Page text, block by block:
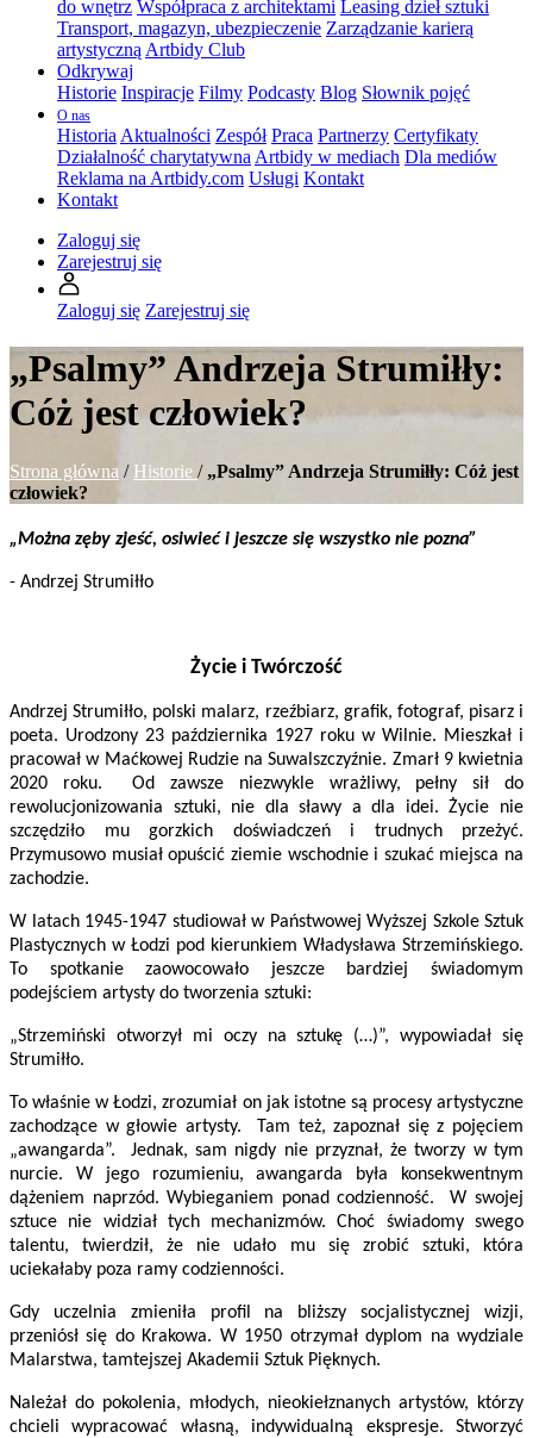
do wnętrz Współpraca z architektami Leasing dzieł sztuki
Transport, magazyn, ubezpieczenie Zarządzanie karierą
artystyczną Artbidy Club
Odkrywaj
Historie Inspiracje Filmy Podcasty Blog Słownik pojęć
O nas
Historia Aktualności Zespół Praca Partnerzy Certyfikaty
Działalność charytatywna Artbidy w mediach Dla mediów
Reklama na Artbidy.com Usługi Kontakt
Kontakt
Zaloguj się
Zarejestruj się
Zaloguj się Zarejestruj się
„Psalmy” Andrzeja Strumiłły:
Cóż jest człowiek?
Strona główna / Historie / „Psalmy” Andrzeja Strumiłły: Cóż jest
człowiek?
„Można zęby zjeść, osiwieć i jeszcze się wszystko nie pozna”
- Andrzej Strumiłło
Życie i Twórczość
Andrzej Strumiłło, polski malarz, rzeźbiarz, grafik, fotograf, pisarz i
poeta. Urodzony 23 października 1927 roku w Wilnie. Mieszkał i
pracował w Maćkowej Rudzie na Suwalszczyźnie. Zmarł 9 kwietnia
2020 roku. Od zawsze niezwykle wrażliwy, pełny sił do
rewolucjonizowania sztuki, nie dla sławy a dla idei. Życie nie
szczędziło mu gorzkich doświadczeń i trudnych przeżyć.
Przymusowo musiał opuścić ziemie wschodnie i szukać miejsca na
zachodzie.
W latach 1945-1947 studiował w Państwowej Wyższej Szkole Sztuk
Plastycznych w Łodzi pod kierunkiem Władysława Strzemińskiego.
To spotkanie zaowocowało jeszcze bardziej świadomym
podejściem artysty do tworzenia sztuki:
„Strzemiński otworzył mi oczy na sztukę (…)”, wypowiadał się
Strumiłło.
To właśnie w Łodzi, zrozumiał on jak istotne są procesy artystyczne
zachodzące w głowie artysty. Tam też, zapoznał się z pojęciem
„awangarda”. Jednak, sam nigdy nie przyznał, że tworzy w tym
nurcie. W jego rozumieniu, awangarda była konsekwentnym
dążeniem naprzód. Wybieganiem ponad codzienność. W swojej
sztuce nie widział tych mechanizmów. Choć świadomy swego
talentu, twierdził, że nie udało mu się zrobić sztuki, która
uciekałaby poza ramy codzienności.
Gdy uczelnia zmieniła profil na bliższy socjalistycznej wizji,
przeniósł się do Krakowa. W 1950 otrzymał dyplom na wydziale
Malarstwa, tamtejszej Akademii Sztuk Pięknych.
Należał do pokolenia, młodych, nieokiełznanych artystów, którzy
chcieli wypracować własną, indywidualną ekspresje. Stworzyć